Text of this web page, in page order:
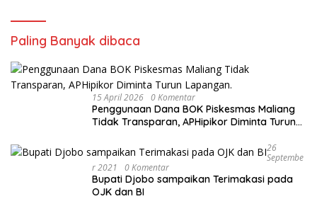
Paling Banyak dibaca
15 April 2026 0 Komentar
Penggunaan Dana BOK Piskesmas Maliang
Tidak Transparan, APHipikor Diminta Turun
26
Septembe
R 2021
0 Komentar
Bupati Djobo sampaikan Terimakasi pada
OJK dan BI